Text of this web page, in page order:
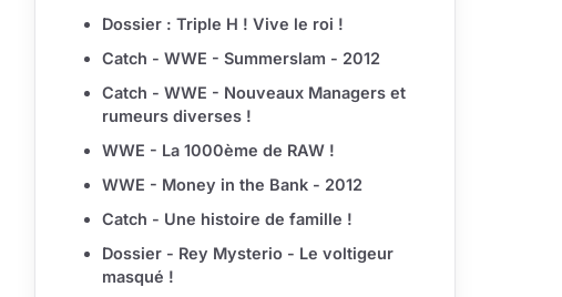
Dossier : Triple H ! Vive le roi !
Catch - WWE - Summerslam - 2012
Catch - WWE - Nouveaux Managers et
rumeurs diverses !
WWE - La 1000ème de RAW !
WWE - Money in the Bank - 2012
Catch - Une histoire de famille !
Dossier - Rey Mysterio - Le voltigeur
masqué !